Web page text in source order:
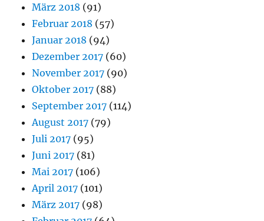
März 2018 (91)
Februar 2018 (57)
Januar 2018 (94)
Dezember 2017 (60)
November 2017 (90)
Oktober 2017 (88)
September 2017 (114)
August 2017 (79)
Juli 2017 (95)
Juni 2017 (81)
Mai 2017 (106)
April 2017 (101)
März 2017 (98)